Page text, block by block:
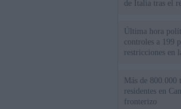
de Italia tras el
Última hora
controles a 199
restricciones en
Más de 800.000
residentes en
fronterizo